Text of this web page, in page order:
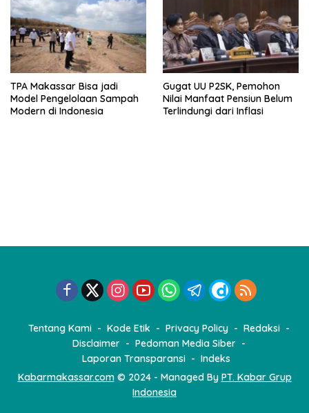
TPA Makassar Bisa jadi
Model Pengelolaan Sampah
Modern di Indonesia
Gugat UU P2SK, Pemohon
Nilai Manfaat Pensiun Belum
Terlindungi dari Inflasi
Tentang Kami Kode Etik Privacy Policy
Redaksi
Disclaimer
Pedoman Media Siber
Laporan Transparansi
Indeks
Kabarmakassar.com© 2024 - Managed By PT. Kabar Grup
Indonesia